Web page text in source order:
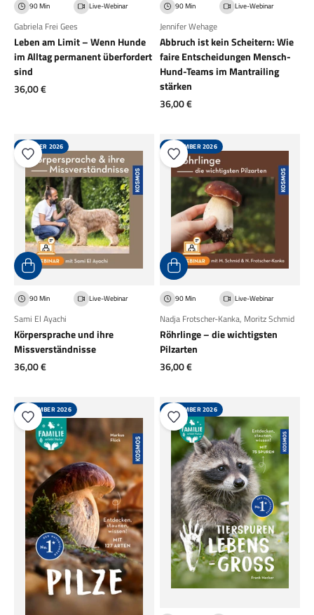
90 Min Live-Webinar
Gabriela Frei Gees
Leben am Limit – Wenn Hunde
im Alltag permanent überfordert
sind
Angebot
36,00 €
90 Min Live-Webinar
Jennifer Wehage
Abbruch ist kein Scheitern: Wie
faire Entscheidungen Mensch-
Hund-Teams im Mantrailing
stärken
Angebot
36,00 €
OKTOBER 2026
90 Min Live-Webinar
Sami El Ayachi
Körpersprache und ihre
Missverständnisse
Angebot
36,00 €
SEPTEMBER 2026
90 Min Live-Webinar
Nadja Frotscher-Kanka, Moritz Schmid
Röhrlinge – die wichtigsten
Pilzarten
Angebot
36,00 €
SEPTEMBER 2026 SEPTEMBER 2026